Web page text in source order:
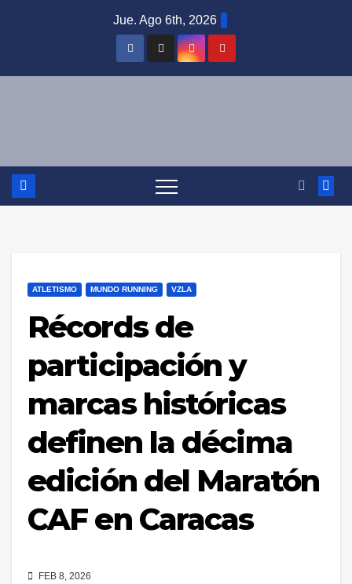
Jue. Ago 6th, 2026
ATLETISMO MUNDO RUNNING VZLA
Récords de
participación y
marcas históricas
definen la décima
edición del Maratón
CAF en Caracas
FEB 8, 2026